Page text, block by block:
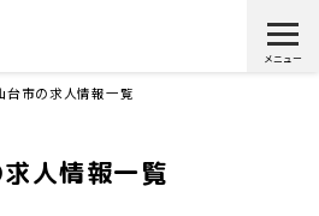
台市の求人情報一覧
人情報一覧